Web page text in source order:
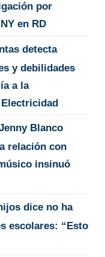
por
en RD
detecta
y debilidades
a la
Blanco
relación con
insinuó
dice no ha
escolares: “Esto